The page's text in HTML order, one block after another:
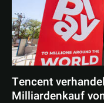
Tencent
Milliardenkauf